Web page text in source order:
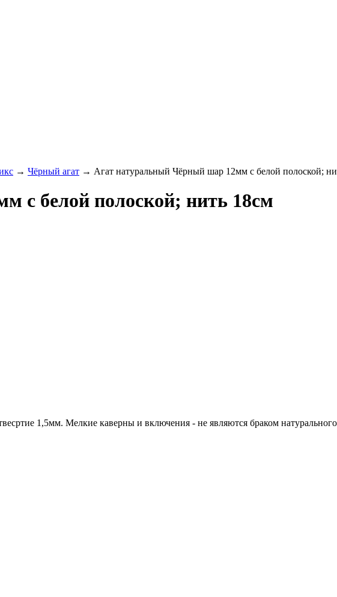
→ Чёрный агат → Агат натуральный Чёрный шар 12мм с белой полоской;
с белой полоской; нить 18см
1,5мм. Мелкие каверны и включения - не являются браком